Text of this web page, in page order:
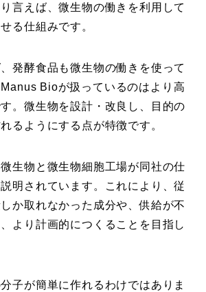
言えば、微生物の働きを利用して
る仕組みです。
発酵食品も微生物の働きを使って
Bioが扱っているのはより高
。微生物を設計・改良し、目的の
るようにする点が特徴です。
生物と微生物細胞工場が同社の仕
明されています。これにより、従
か取れなかった成分や、供給が不
より計画的につくることを目指し
子が簡単に作れるわけではありま